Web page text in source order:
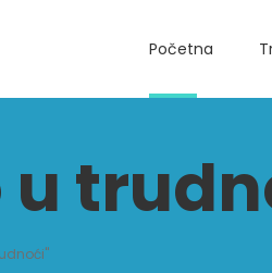
Početna
u